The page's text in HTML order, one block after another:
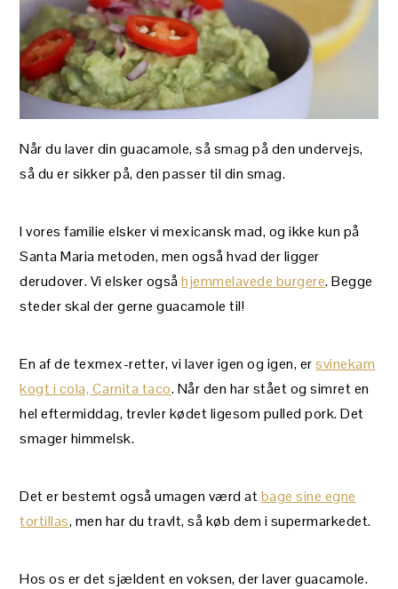
Når du laver din guacamole, så smag på den undervejs,
så du er sikker på, den passer til din smag.
I vores familie elsker vi mexicansk mad, og ikke kun på
Santa Maria metoden, men også hvad der ligger
derudover. Vi elsker ogsåhjemmelavede burgere. Begge
steder skal der gerne guacamole til!
En af de texmex-retter, vi laver igen og igen, ersvinekam
kogt i cola, Carnita taco. Når den har stået og simret en
hel eftermiddag, trevler kødet ligesom pulled pork. Det
smager himmelsk.
Det er bestemt også umagen værd atbage sine egne
tortillas, men har du travlt, så køb dem i supermarkedet.
Hos os er det sjældent en voksen, der laver guacamole.